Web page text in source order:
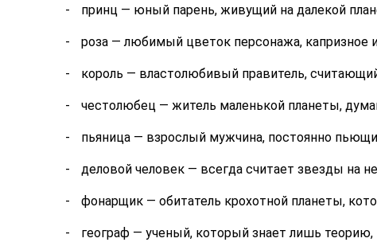
принц — юный парень, живущий на далекой
роза — любимый цветок персонажа, капризное
король — властолюбивый правитель,
честолюбец — житель маленькой планеты,
пьяница — взрослый мужчина, постоянно
деловой человек — всегда считает звезды на
фонарщик — обитатель крохотной планеты,
географ — ученый, который знает лишь